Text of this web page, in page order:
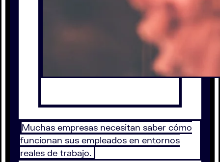
Muchas empresas necesitan saber cómo
funcionan sus empleados en entornos
reales de trabajo.